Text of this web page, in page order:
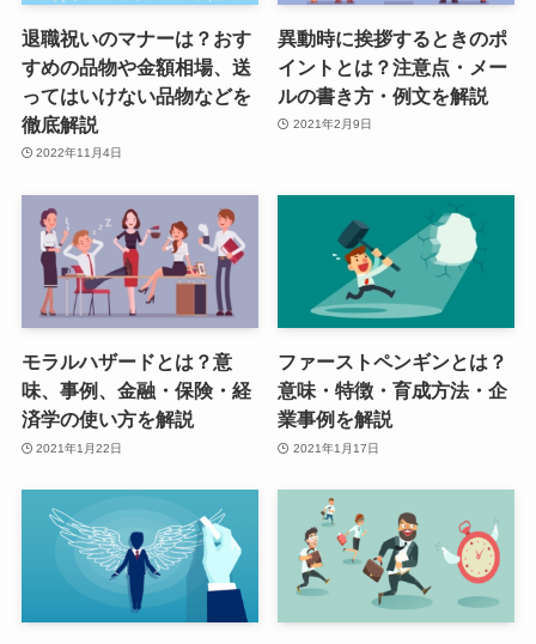
退職祝いのマナーは？おす
すめの品物や金額相場、送
ってはいけない品物などを
徹底解説
2022年11月4日
異動時に挨拶するときのポ
イントとは？注意点・メー
ルの書き方・例文を解説
2021年2月9日
モラルハザードとは？意
味、事例、金融・保険・経
済学の使い方を解説
2021年1月22日
ファーストペンギンとは？
意味・特徴・育成方法・企
業事例を解説
2021年1月17日